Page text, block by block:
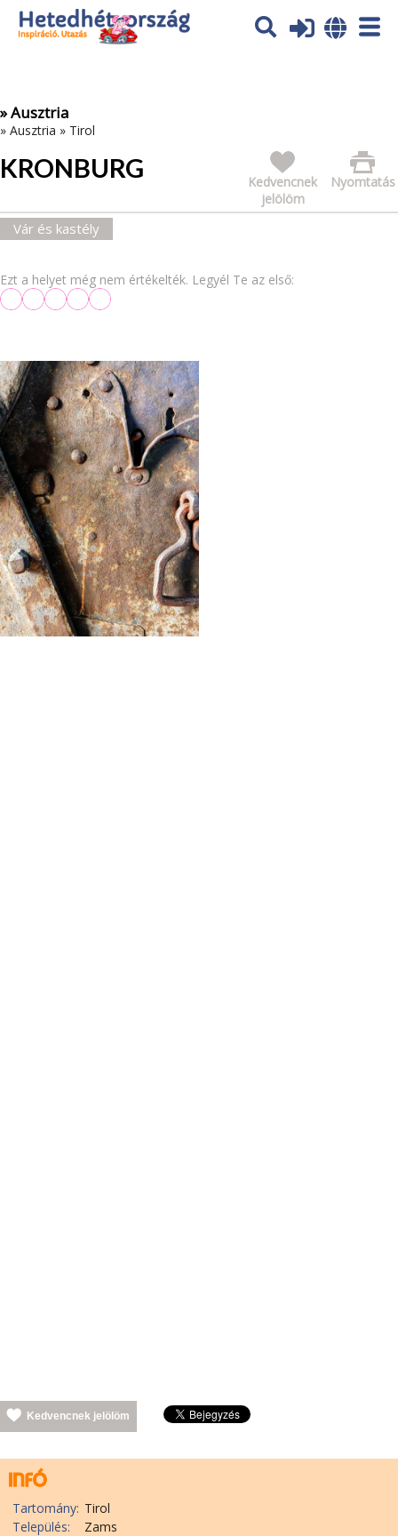
Az oldal sütiket (cookies) használ. További tájékoztatás itt:
Adatvédelmi tájékoztató
» Ausztria
» Ausztria » Tirol
KRONBURG Nyomtatás
Kedvencnek
jelölöm
Vár és kastély
Ezt a helyet még nem értékelték. Legyél Te az első:
Kedvencnek jelölöm
Tartomány: Tirol
Település:
Zams